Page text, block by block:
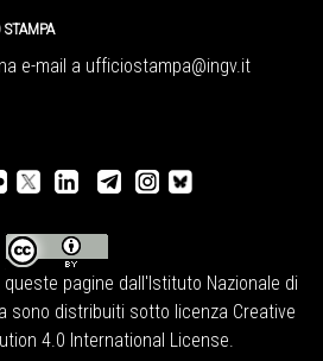
e-mail a ufficiostampa@ingv.it
pagine dall'Istituto Nazionale di
sono distribuiti sotto licenza Creative
4.0 International License.